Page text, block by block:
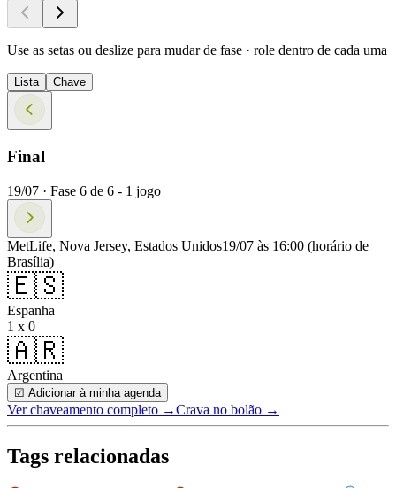
Use as setas ou deslize para mudar de fase · role dentro de cada uma
Lista Chave
Final
19/07 · Fase 6 de 6 - 1 jogo
MetLife, Nova Jersey, Estados Unidos19/07 às 16:00 (horário de
Brasília)
🇪🇸
Espanha
1 x 0
🇦🇷
Argentina
☑ Adicionar à minha agenda
Ver chaveamento completo →Crava no bolão →
Tags relacionadas